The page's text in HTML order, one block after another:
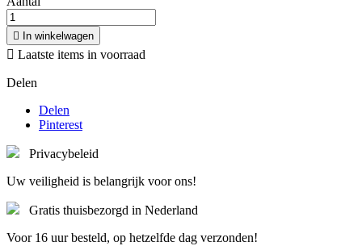
 In winkelwagen
 Laatste items in voorraad
Delen
Delen
Pinterest
Privacybeleid
Uw veiligheid is belangrijk voor ons!
Gratis thuisbezorgd in Nederland
Voor 16 uur besteld, op hetzelfde dag verzonden!